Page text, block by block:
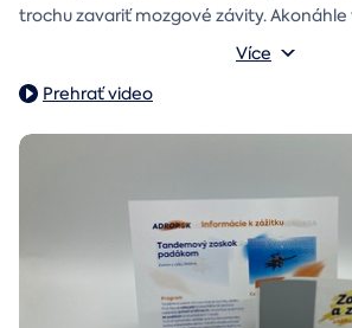
trochu zavariť mozgové závity. Akonáhle
objaví poukaz na zážitok i s vašim
Vonkajšie rozmery: 15,5 × 8,5 × 5 cm
Více
Prehrať video